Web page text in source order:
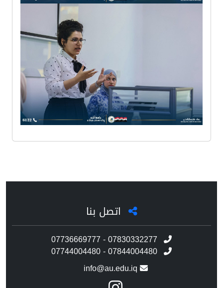
اتصل بنا
07736669777 - 07830332277
07744004480 - 07844004480
info@au.edu.iq